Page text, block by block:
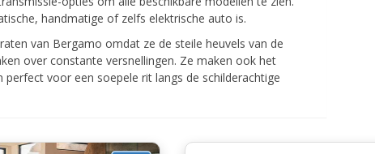
handmatige of zelfs elektrische auto is.
van Bergamo omdat ze de steile heuvels van de
over constante versnellingen. Ze maken ook het
voor een soepele rit langs de schilderachtige